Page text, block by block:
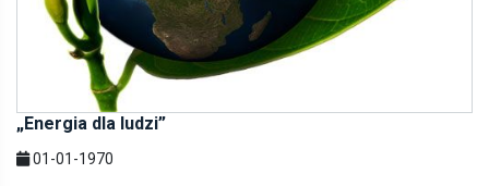
„Energia dla ludzi”
01-01-1970